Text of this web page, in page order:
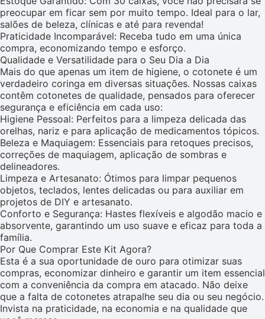
preocupar em ficar sem por muito tempo. Ideal para o lar,
salões de beleza, clínicas e até para revenda!
Praticidade Incomparável: Receba tudo em uma única
compra, economizando tempo e esforço.
Qualidade e Versatilidade para o Seu Dia a Dia
Mais do que apenas um item de higiene, o cotonete é um
verdadeiro coringa em diversas situações. Nossas caixas
contêm cotonetes de qualidade, pensados para oferecer
segurança e eficiência em cada uso:
Higiene Pessoal: Perfeitos para a limpeza delicada das
orelhas, nariz e para aplicação de medicamentos tópicos.
Beleza e Maquiagem: Essenciais para retoques precisos,
correções de maquiagem, aplicação de sombras e
delineadores.
Limpeza e Artesanato: Ótimos para limpar pequenos
objetos, teclados, lentes delicadas ou para auxiliar em
projetos de DIY e artesanato.
Conforto e Segurança: Hastes flexíveis e algodão macio e
absorvente, garantindo um uso suave e eficaz para toda a
família.
Por Que Comprar Este Kit Agora?
Esta é a sua oportunidade de ouro para otimizar suas
compras, economizar dinheiro e garantir um item essencial
com a conveniência da compra em atacado. Não deixe
que a falta de cotonetes atrapalhe seu dia ou seu negócio.
Invista na praticidade, na economia e na qualidade que